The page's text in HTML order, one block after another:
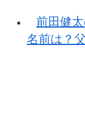
前田健
名前は？